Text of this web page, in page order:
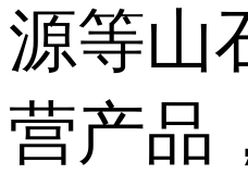
源等山
营产品